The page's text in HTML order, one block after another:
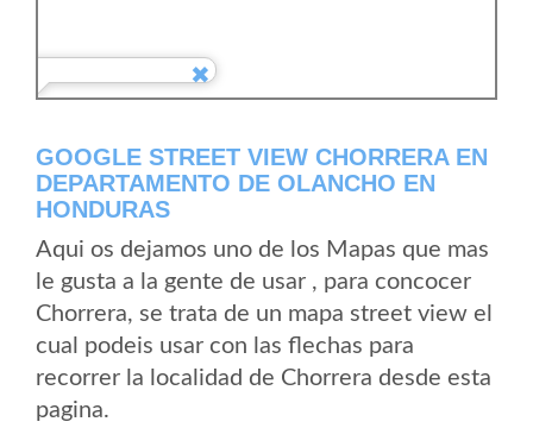
GOOGLE STREET VIEW CHORRERA EN
DEPARTAMENTO DE OLANCHO EN
HONDURAS
Aqui os dejamos uno de los Mapas que mas
le gusta a la gente de usar , para concocer
Chorrera, se trata de un mapa street view el
cual podeis usar con las flechas para
recorrer la localidad de Chorrera desde esta
pagina.